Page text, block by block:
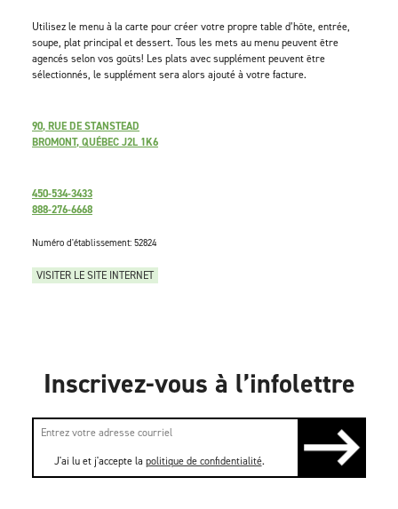
90, RUE DE STANSTEAD
BROMONT, QUÉBEC J2L 1K6
450-534-3433
888-276-6668
Numéro d'établissement: 52824
VISITER LE SITE INTERNET
Utilisez le menu à la carte pour créer votre propre table d’hôte, entrée,
soupe, plat principal et dessert. Tous les mets au menu peuvent être
agencés selon vos goûts! Les plats avec supplément peuvent être
sélectionnés, le supplément sera alors ajouté à votre facture.
Inscrivez-vous à l’infolettre
J'ai lu et j'accepte la politique de confidentialité.